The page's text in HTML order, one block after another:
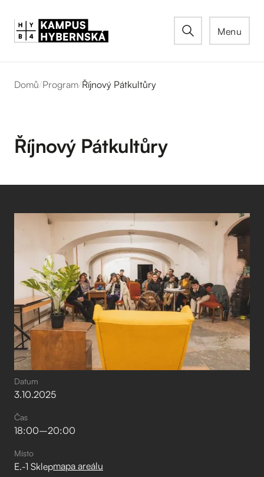
Menu
Domů/Program/Říjnový Pátkultůry
Říjnový Pátkultůry
Datum
3.10.2025
Čas
18:00–⁠20:00
Místo
E.-1 Sklepmapa areálu